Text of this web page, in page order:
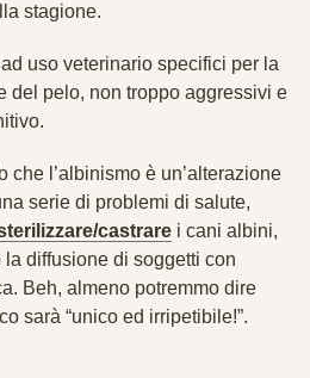
stagione.
ad uso veterinario specifici per la
del pelo, non troppo aggressivi e
che l’albinismo è un’alterazione
serie di problemi di salute,
castrare i cani albini,
diffusione di soggetti con
Beh, almeno potremmo dire
sarà “unico ed irripetibile!”.